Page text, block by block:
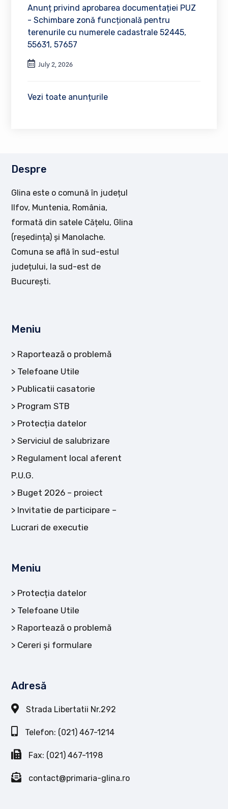
Anunț privind aprobarea documentației PUZ
- Schimbare zonă funcțională pentru
terenurile cu numerele cadastrale 52445,
55631, 57657
July 2, 2026
Vezi toate anunțurile
Despre
Glina este o comună în județul
Ilfov, Muntenia, România,
formată din satele Cățelu, Glina
(reședința) și Manolache.
Comuna se află în sud-estul
județului, la sud-est de
București.
Meniu
Raportează o problemă
Telefoane Utile
Publicatii casatorie
Program STB
Protecția datelor
Serviciul de salubrizare
Regulament local aferent
P.U.G.
Buget 2026 – proiect
Invitatie de participare –
Lucrari de executie
Meniu
Protecția datelor
Telefoane Utile
Raportează o problemă
Cereri și formulare
Adresă
Strada Libertatii Nr.292
Telefon: (021) 467-1214
Fax: (021) 467-1198
contact@primaria-glina.ro